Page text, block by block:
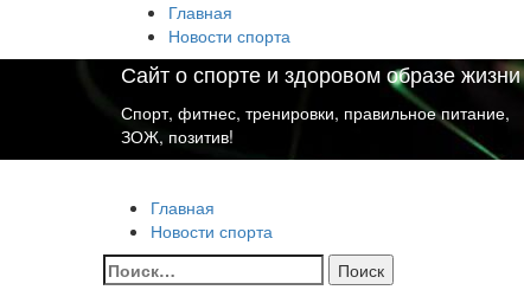
содержимому
Главная
Новости спорта
Сайт о спорте и здоровом образе жизни
Спорт, фитнес, тренировки, правильное питание,
ЗОЖ, позитив!
Главная
Новости спорта
Найти: